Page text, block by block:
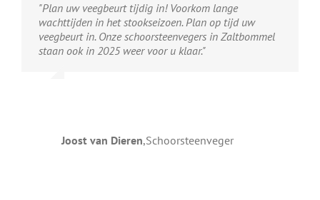
"Plan uw veegbeurt tijdig in! Voorkom lange
wachttijden in het stookseizoen. Plan op tijd uw
veegbeurt in. Onze schoorsteenvegers in Zaltbommel
staan ook in 2025 weer voor u klaar."
Joost van Dieren,Schoorsteenveger